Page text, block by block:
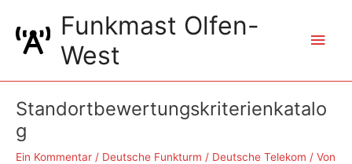
Inhalt
springen
Funkmast Olfen-
West
Standortbewertungskriterienkatalo
g
Ein Kommentar / Deutsche Funkturm / Deutsche Telekom / Von